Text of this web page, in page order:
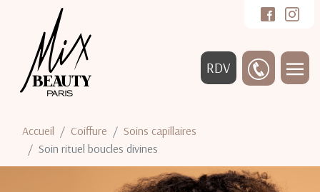
RDV
Accueil Coiffure
Soins capillaires
Soin rituel boucles divines